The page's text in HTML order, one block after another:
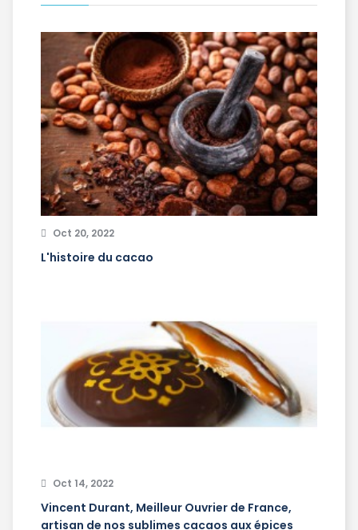
Oct 20, 2022
L'histoire du cacao
Oct 14, 2022
Vincent Durant, Meilleur Ouvrier de France,
artisan de nos sublimes cacaos aux épices